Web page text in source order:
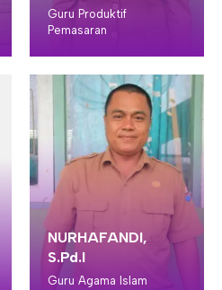
Guru Produktif
Pemasaran
NURHAFANDI,
S.Pd.I
Guru Agama Islam